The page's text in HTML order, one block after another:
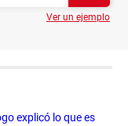
Ver un ejemplo
explicó lo que es